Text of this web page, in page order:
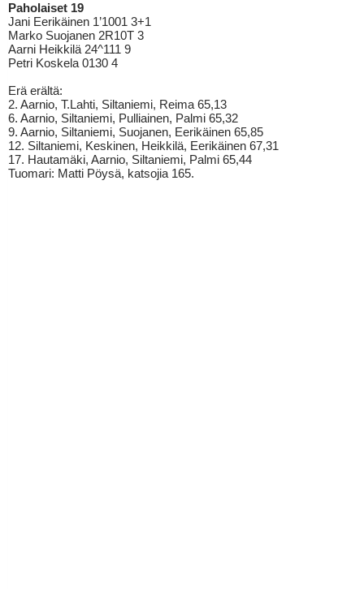
Paholaiset 19
Jani Eerikäinen 1’1001 3+1
Marko Suojanen 2R10T 3
Aarni Heikkilä 24^111 9
Petri Koskela 0130 4
Erä erältä:
2. Aarnio, T.Lahti, Siltaniemi, Reima 65,13
6. Aarnio, Siltaniemi, Pulliainen, Palmi 65,32
9. Aarnio, Siltaniemi, Suojanen, Eerikäinen 65,85
12. Siltaniemi, Keskinen, Heikkilä, Eerikäinen 67,31
17. Hautamäki, Aarnio, Siltaniemi, Palmi 65,44
Tuomari: Matti Pöysä, katsojia 165.